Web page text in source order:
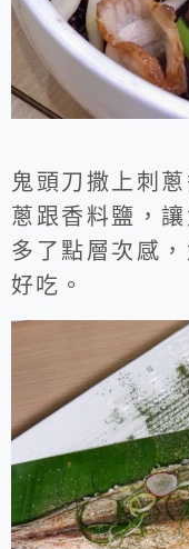
鬼頭刀撒上刺
蔥跟香料鹽，
多了點層次感
好吃。